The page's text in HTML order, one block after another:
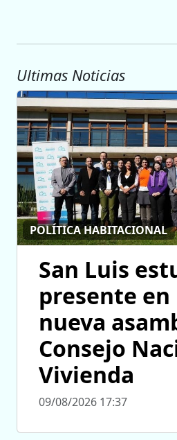
Ultimas Noticias
POLÍTICA HABITACIONAL
San Luis
presente en
nueva
Consejo
Vivienda
09/08/2026 17:37